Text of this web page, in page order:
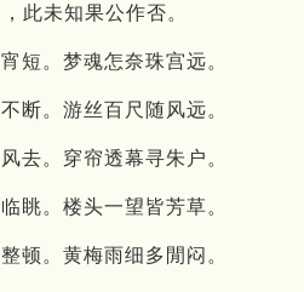
此未知果公作否。
短。梦魂怎奈珠宫远。
断。游丝百尺随风远。
去。穿帘透幕寻朱户。
眺。楼头一望皆芳草。
顿。黄梅雨细多閒闷。